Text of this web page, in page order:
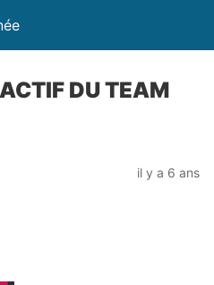
DU TEAM
il y a 6 ans